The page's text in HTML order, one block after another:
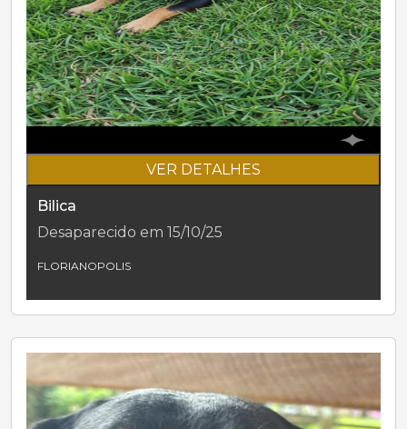
VER DETALHES
Bilica
Desaparecido em 15/10/25
FLORIANOPOLIS